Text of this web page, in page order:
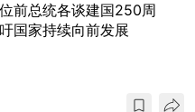
前总统各谈建国250周
国家持续向前发展